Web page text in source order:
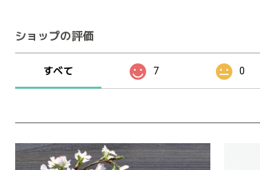
ショップの評価
すべて 7 0